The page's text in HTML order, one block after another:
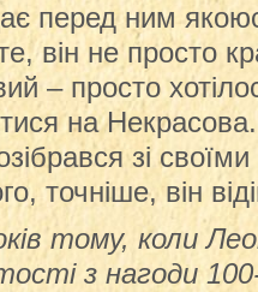
перед ним
він не просто
– просто
на
зі
точніше, він
тому, коли
з нагоди